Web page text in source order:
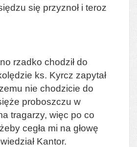
się przyznoł i teroz
rzadko chodził do
ks. Kyrcz zapytał
nie chodzicie do
proboszczu w
tragarzy, więc po co
cegła mi na głowę
Kantor.